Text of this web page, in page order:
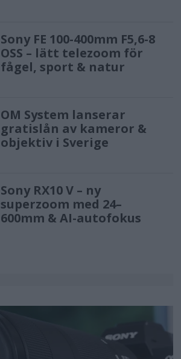
Sony FE 100-400mm F5,6-8
OSS – lätt telezoom för
fågel, sport & natur
OM System lanserar
gratislån av kameror &
objektiv i Sverige
Sony RX10 V – ny
superzoom med 24–
600mm & AI-autofokus